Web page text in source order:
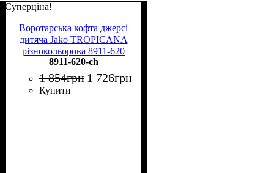
Суперціна!
Воротарська кофта джерсі
дитяча Jako TROPICANA
різнокольорова 8911-620
8911-620-ch
1 854грн 1 726грн
Купити